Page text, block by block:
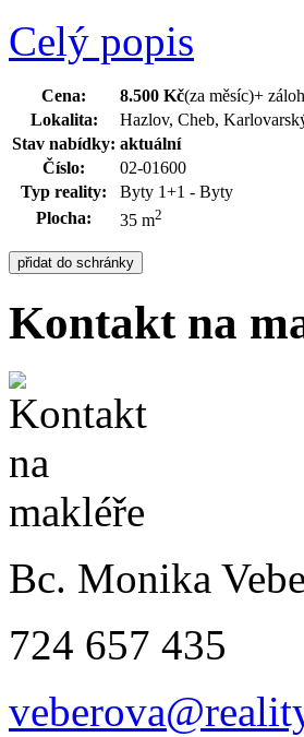
Celý popis
Cena: 8.500 Kč(za měsíc)+
Lokalita:
Hazlov, Cheb,
Stav nabídky: aktuální
Číslo:
02-01600
Typ reality:
Byty 1+1 - Byty
Plocha:
35 m2
Kontakt na
Bc. Monika
724 657 435